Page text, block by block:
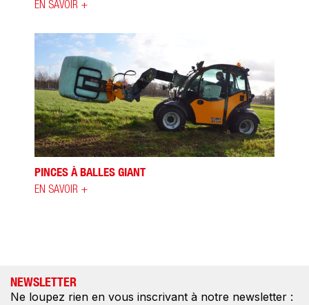
EN SAVOIR +
PINCES À BALLES GIANT
EN SAVOIR +
NEWSLETTER
Ne loupez rien en vous inscrivant à notre newsletter :